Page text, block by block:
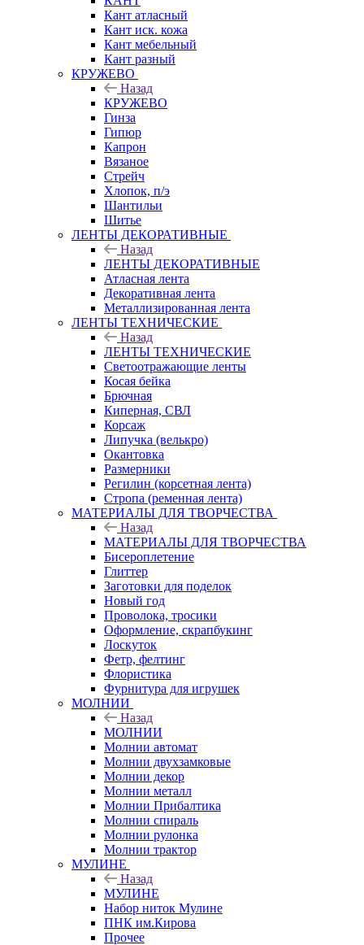
Кант атласный
Кант иск. кожа
Кант мебельный
Кант разный
КРУЖЕВО
Назад
КРУЖЕВО
Гинза
Гипюр
Капрон
Вязаное
Стрейч
Хлопок, п/э
Шантильи
Шитье
ЛЕНТЫ ДЕКОРАТИВНЫЕ
Назад
ЛЕНТЫ ДЕКОРАТИВНЫЕ
Атласная лента
Декоративная лента
Металлизированная лента
ЛЕНТЫ ТЕХНИЧЕСКИЕ
Назад
ЛЕНТЫ ТЕХНИЧЕСКИЕ
Светоотражающие ленты
Косая бейка
Брючная
Киперная, СВЛ
Корсаж
Липучка (велькро)
Окантовка
Размерники
Регилин (корсетная лента)
Стропа (ременная лента)
МАТЕРИАЛЫ ДЛЯ ТВОРЧЕСТВА
Назад
МАТЕРИАЛЫ ДЛЯ ТВОРЧЕСТВА
Бисероплетение
Глиттер
Заготовки для поделок
Новый год
Проволока, тросики
Оформление, скрапбукинг
Лоскуток
Фетр, фелтинг
Флористика
Фурнитура для игрушек
МОЛНИИ
Назад
МОЛНИИ
Молнии автомат
Молнии двухзамковые
Молнии декор
Молнии металл
Молнии Прибалтика
Молнии спираль
Молнии рулонка
Молнии трактор
МУЛИНЕ
Назад
МУЛИНЕ
Набор ниток Мулине
ПНК им.Кирова
Прочее